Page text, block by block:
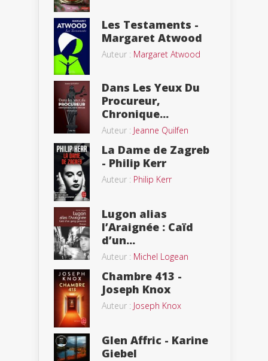
Les Testaments -
Margaret Atwood
Auteur : Margaret Atwood
Dans Les Yeux Du
Procureur,
Chronique...
Auteur : Jeanne Quilfen
La Dame de Zagreb
- Philip Kerr
Auteur : Philip Kerr
Lugon alias
l’Araignée : Caïd
d’un...
Auteur : Michel Logean
Chambre 413 -
Joseph Knox
Auteur : Joseph Knox
Glen Affric - Karine
Giebel